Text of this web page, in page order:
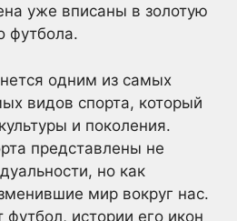
уже вписаны в золотую
футбола.
одним из самых
видов спорта, который
и поколения.
представлены не
но как
мир вокруг нас.
истории его икон